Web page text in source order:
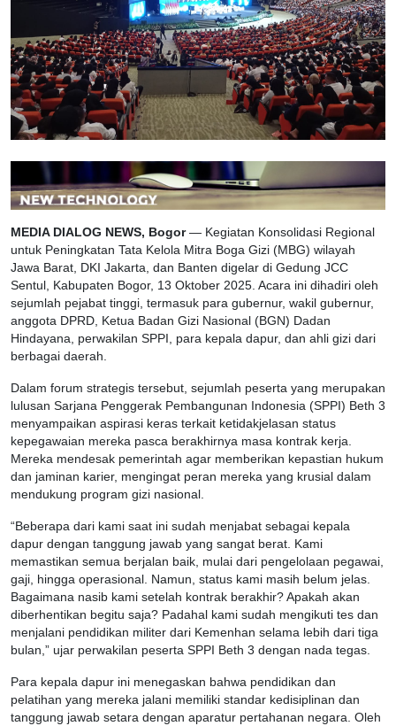
MEDIA DIALOG NEWS, Bogor— Kegiatan Konsolidasi Regional
untuk Peningkatan Tata Kelola Mitra Boga Gizi (MBG) wilayah
Jawa Barat, DKI Jakarta, dan Banten digelar di Gedung JCC
Sentul, Kabupaten Bogor, 13 Oktober 2025. Acara ini dihadiri oleh
sejumlah pejabat tinggi, termasuk para gubernur, wakil gubernur,
anggota DPRD, Ketua Badan Gizi Nasional (BGN) Dadan
Hindayana, perwakilan SPPI, para kepala dapur, dan ahli gizi dari
berbagai daerah.
Dalam forum strategis tersebut, sejumlah peserta yang merupakan
lulusan Sarjana Penggerak Pembangunan Indonesia (SPPI) Beth 3
menyampaikan aspirasi keras terkait ketidakjelasan status
kepegawaian mereka pasca berakhirnya masa kontrak kerja.
Mereka mendesak pemerintah agar memberikan kepastian hukum
dan jaminan karier, mengingat peran mereka yang krusial dalam
mendukung program gizi nasional.
“Beberapa dari kami saat ini sudah menjabat sebagai kepala
dapur dengan tanggung jawab yang sangat berat. Kami
memastikan semua berjalan baik, mulai dari pengelolaan pegawai,
gaji, hingga operasional. Namun, status kami masih belum jelas.
Bagaimana nasib kami setelah kontrak berakhir? Apakah akan
diberhentikan begitu saja? Padahal kami sudah mengikuti tes dan
menjalani pendidikan militer dari Kemenhan selama lebih dari tiga
bulan,” ujar perwakilan peserta SPPI Beth 3 dengan nada tegas.
Para kepala dapur ini menegaskan bahwa pendidikan dan
pelatihan yang mereka jalani memiliki standar kedisiplinan dan
tanggung jawab setara dengan aparatur pertahanan negara. Oleh